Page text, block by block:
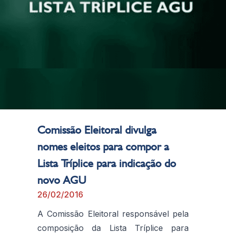
Comissão Eleitoral divulga
nomes eleitos para compor a
Lista Tríplice para indicação do
novo AGU
26/02/2016
A Comissão Eleitoral responsável pela
composição da Lista Tríplice para